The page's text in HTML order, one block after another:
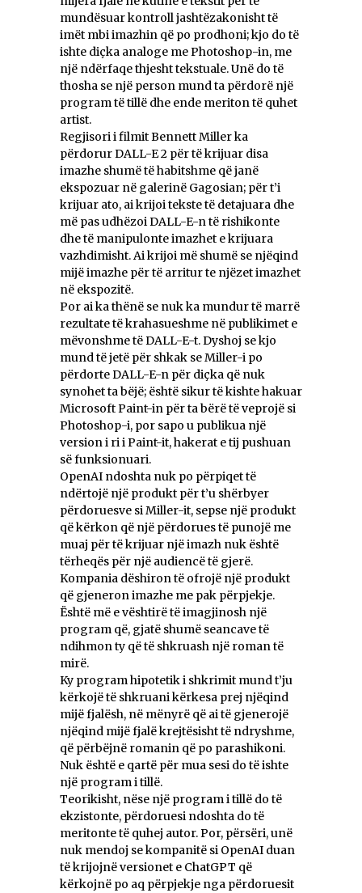
mundësuar kontroll jashtëzakonisht të
imët mbi imazhin që po prodhoni; kjo do të
ishte diçka analoge me Photoshop-in, me
një ndërfaqe thjesht tekstuale. Unë do të
thosha se një person mund ta përdorë një
program të tillë dhe ende meriton të quhet
artist.
Regjisori i filmit Bennett Miller ka
përdorur DALL-E 2 për të krijuar disa
imazhe shumë të habitshme që janë
ekspozuar në galerinë Gagosian; për t’i
krijuar ato, ai krijoi tekste të detajuara dhe
më pas udhëzoi DALL-E-n të rishikonte
dhe të manipulonte imazhet e krijuara
vazhdimisht. Ai krijoi më shumë se njëqind
mijë imazhe për të arritur te njëzet imazhet
në ekspozitë.
Por ai ka thënë se nuk ka mundur të marrë
rezultate të krahasueshme në publikimet e
mëvonshme të DALL-E-t. Dyshoj se kjo
mund të jetë për shkak se Miller-i po
përdorte DALL-E-n për diçka që nuk
synohet ta bëjë; është sikur të kishte hakuar
Microsoft Paint-in për ta bërë të veprojë si
Photoshop-i, por sapo u publikua një
version i ri i Paint-it, hakerat e tij pushuan
së funksionuari.
OpenAI ndoshta nuk po përpiqet të
ndërtojë një produkt për t’u shërbyer
përdoruesve si Miller-it, sepse një produkt
që kërkon që një përdorues të punojë me
muaj për të krijuar një imazh nuk është
tërheqës për një audiencë të gjerë.
Kompania dëshiron të ofrojë një produkt
që gjeneron imazhe me pak përpjekje.
Është më e vështirë të imagjinosh një
program që, gjatë shumë seancave të
ndihmon ty që të shkruash një roman të
mirë.
Ky program hipotetik i shkrimit mund t’ju
kërkojë të shkruani kërkesa prej njëqind
mijë fjalësh, në mënyrë që ai të gjenerojë
njëqind mijë fjalë krejtësisht të ndryshme,
që përbëjnë romanin që po parashikoni.
Nuk është e qartë për mua sesi do të ishte
një program i tillë.
Teorikisht, nëse një program i tillë do të
ekzistonte, përdoruesi ndoshta do të
meritonte të quhej autor. Por, përsëri, unë
nuk mendoj se kompanitë si OpenAI duan
të krijojnë versionet e ChatGPT që
kërkojnë po aq përpjekje nga përdoruesit